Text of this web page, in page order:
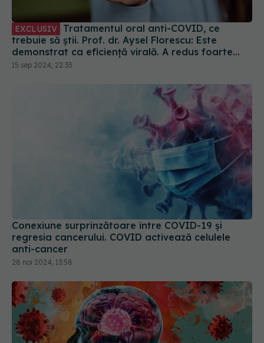
EXCLUSIV
trebuie să știi. Prof. dr. Aysel Florescu: Este
demonstrat ca eficiență virală. A redus foarte
mult riscul de spitalizare
15 sep 2024, 22:33
Conexiune surprinzătoare între COVID-19 și
regresia cancerului. COVID activează celulele
anti-cancer
28 noi 2024, 13:58